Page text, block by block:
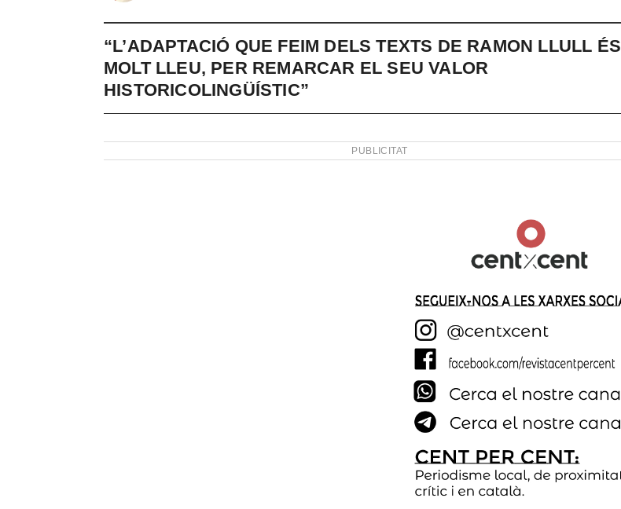
“L’ADAPTACIÓ QUE FEIM DELS TEXTS DE RAMON LLULL ÉS
MOLT LLEU, PER REMARCAR EL SEU VALOR
HISTORICOLINGÜÍSTIC”
PUBLICITAT